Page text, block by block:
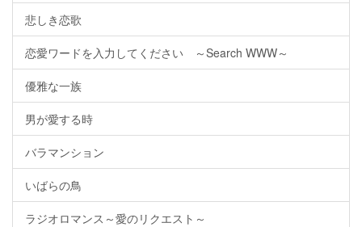
悲しき恋歌
恋愛ワードを入力してください ～Search WWW～
優雅な一族
男が愛する時
バラマンション
いばらの鳥
ラジオロマンス～愛のリクエスト～